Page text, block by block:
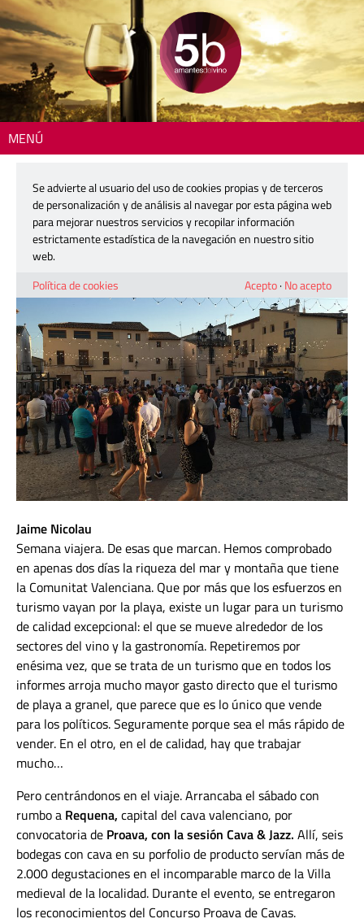
MENÚ
La gamba de Dénia y el cava de
Requena
Jaime Nicolau
Semana viajera. De esas que marcan. Hemos comprobado
en apenas dos días la riqueza del mar y montaña que tiene
la Comunitat Valenciana. Que por más que los esfuerzos en
turismo vayan por la playa, existe un lugar para un turismo
de calidad excepcional: el que se mueve alrededor de los
sectores del vino y la gastronomía. Repetiremos por
enésima vez, que se trata de un turismo que en todos los
informes arroja mucho mayor gasto directo que el turismo
de playa a granel, que parece que es lo único que vende
para los políticos. Seguramente porque sea el más rápido de
vender. En el otro, en el de calidad, hay que trabajar
mucho…
Pero centrándonos en el viaje. Arrancaba el sábado con
rumbo a Requena, capital del cava valenciano, por
convocatoria de Proava, con la sesión Cava & Jazz. Allí, seis
bodegas con cava en su porfolio de producto servían más de
2.000 degustaciones en el incomparable marco de la Villa
medieval de la localidad. Durante el evento, se entregaron
los reconocimientos del Concurso Proava de Cavas.
Se advierte al usuario del uso de cookies propias y de terceros
de personalización y de análisis al navegar por esta página web
para mejorar nuestros servicios y recopilar información
estrictamente estadística de la navegación en nuestro sitio
web.
Política de cookies
Acepto· No acepto